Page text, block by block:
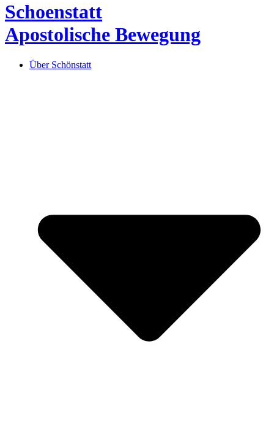
Schoenstatt
Apostolische Bewegung
Über Schönstatt